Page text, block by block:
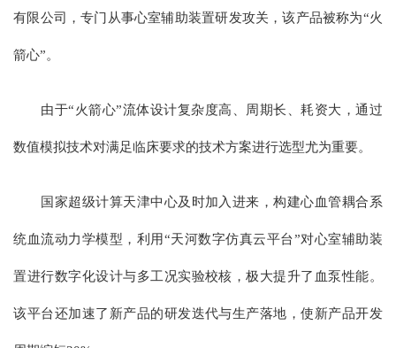
有限公司，专门从事心室辅助装置研发攻关，该产品被称为“火
箭心”。
由于“火箭心”流体设计复杂度高、周期长、耗资大，通过
数值模拟技术对满足临床要求的技术方案进行选型尤为重要。
国家超级计算天津中心及时加入进来，构建心血管耦合系
统血流动力学模型，利用“天河数字仿真云平台”对心室辅助装
置进行数字化设计与多工况实验校核，极大提升了血泵性能。
该平台还加速了新产品的研发迭代与生产落地，使新产品开发